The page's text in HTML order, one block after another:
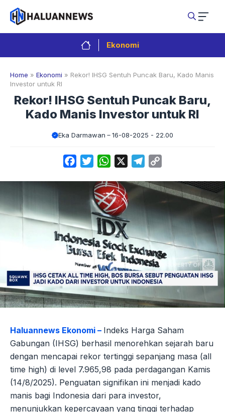
Langsung
isi
Ekonomi
Home » Ekonomi » Rekor! IHSG Sentuh Puncak Baru, Kado Manis
Investor untuk RI
Rekor! IHSG Sentuh Puncak Baru,
Kado Manis Investor untuk RI
Eka Darmawan 16-08-2025 - 22.00
FacebookTwitterWhatsApp Telegram
Haluannews Ekonomi – Indeks Harga Saham
Gabungan (IHSG) berhasil menorehkan sejarah baru
dengan mencapai rekor tertinggi sepanjang masa (all
time high) di level 7.965,98 pada perdagangan Kamis
(14/8/2025). Penguatan signifikan ini menjadi kado
manis bagi Indonesia dari para investor,
menunjukkan kepercayaan yang tinggi terhadap